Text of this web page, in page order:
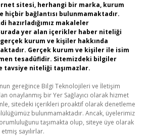
sitesi, herhangi bir marka, kurum
hiçbir bağlantısı bulunmamaktadır.
hazırladığımız makaleler
yer alan içerikler haber niteliği
kurum ve kişiler hakkında
Gerçek kurum ve kişiler ile isim
tesadüfidir. Sitemizdeki bilgiler
tavsiye niteliği taşımazlar.
gereğince Bilgi Teknolojileri ve İletişim
onaylanmış bir Yer Sağlayıcı olarak hizmet
sitedeki içerikleri proaktif olarak denetleme
bulunmamaktadır. Ancak, üyelerimiz
taşımakta olup, siteye üye olarak
sayılırlar.